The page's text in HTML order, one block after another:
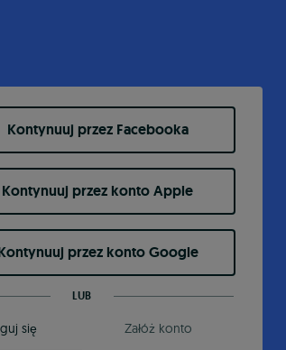
Kontynuuj przez Facebooka
Kontynuuj przez konto Apple
przez konto Google
LUB
się Załóż konto